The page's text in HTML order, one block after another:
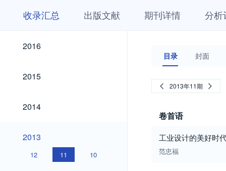
收录汇总 出版文献 期刊详情 分析
2016
2016
2015
2015
2014
2014
2013
2013
12 11 10
目录 封面
2013年11期
卷首语
工业设计的美好时
范忠福